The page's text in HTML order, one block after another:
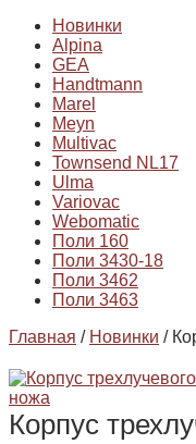
Новинки
Alpina
GEA
Handtmann
Marel
Meyn
Multivac
Townsend NL17
Ulma
Variovac
Webomatic
Поли 160
Поли 3430-18
Поли 3462
Поли 3463
Главная / Новинки /
Корпус